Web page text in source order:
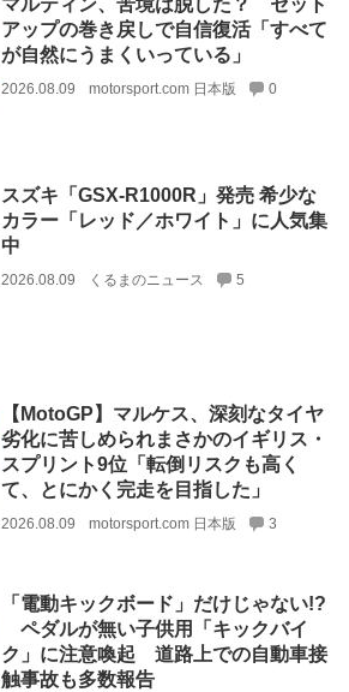
マルティン、苦境は脱した？ セット
アップの巻き戻しで自信復活「すべて
が自然にうまくいっている」
2026.08.09 motorsport.com 日本版 0
スズキ「GSX-R1000R」発売 希少な
カラー「レッド／ホワイト」に人気集
中
2026.08.09 くるまのニュース 5
【MotoGP】マルケス、深刻なタイヤ
劣化に苦しめられまさかのイギリス・
スプリント9位「転倒リスクも高く
て、とにかく完走を目指した」
2026.08.09 motorsport.com 日本版 3
「電動キックボード」だけじゃない!?
ペダルが無い子供用「キックバイ
ク」に注意喚起 道路上での自動車接
触事故も多数報告